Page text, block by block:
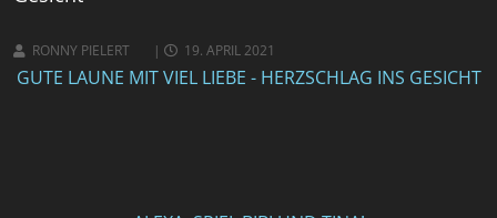
RONNY PIELERT 19. APRIL 2021
GUTE LAUNE MIT VIEL LIEBE - HERZSCHLAG INS GESICHT